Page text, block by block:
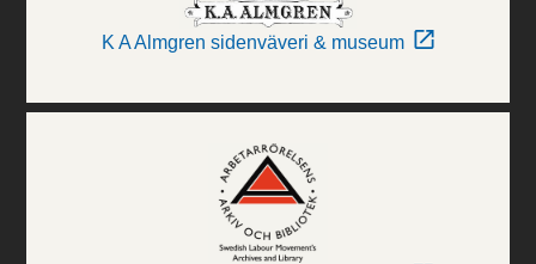
K A Almgren sidenväveri & museum